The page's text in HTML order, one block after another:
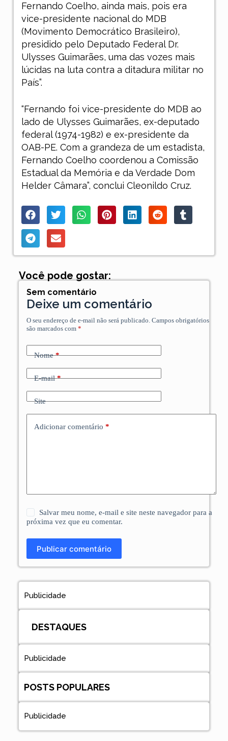
Fernando Coelho, ainda mais, pois era
vice-presidente nacional do MDB
(Movimento Democrático Brasileiro),
presidido pelo Deputado Federal Dr.
Ulysses Guimarães, uma das vozes mais
lúcidas na luta contra a ditadura militar no
País”.
“Fernando foi vice-presidente do MDB ao
lado de Ulysses Guimarães, ex-deputado
federal (1974-1982) e ex-presidente da
OAB-PE. Com a grandeza de um estadista,
Fernando Coelho coordenou a Comissão
Estadual da Memória e da Verdade Dom
Helder Câmara”, conclui Cleonildo Cruz.
Você pode gostar:
Sem comentário
Deixe um comentário
O seu endereço de e-mail não será publicado. Campos obrigatórios
são marcados com *
Nome*
E-mail*
Site
Adicionar comentário *
Salvar meu nome, e-mail e site neste navegador para a
próxima vez que eu comentar.
Publicar comentário
Publicidade
DESTAQUES
Publicidade
POSTS POPULARES
Publicidade